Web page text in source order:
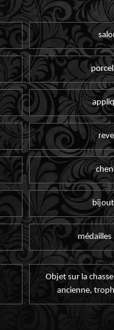
Objet sur la
ancienne,